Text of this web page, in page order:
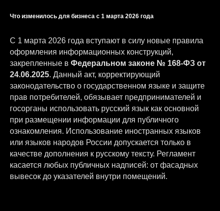
Что изменилось для бизнеса с 1 марта 2026 года
С 1 марта 2026 года вступают в силу новые правила
оформления информационных конструкций,
закрепленные в Федеральном законе № 168-ФЗ от
24.06.2025. Данный акт, корректирующий
законодательство о государственном языке и защите
прав потребителей, обязывает предпринимателей и
госорганы использовать русский язык как основной
при размещении информации для публичного
ознакомления. Использование иностранных языков
или языков народов России допускается только в
качестве дополнения к русскому тексту. Регламент
касается любых публичных надписей: от фасадных
вывесок до указателей внутри помещений.